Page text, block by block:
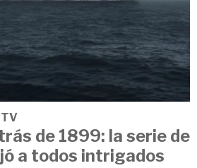
de 1899: la serie de
a todos intrigados